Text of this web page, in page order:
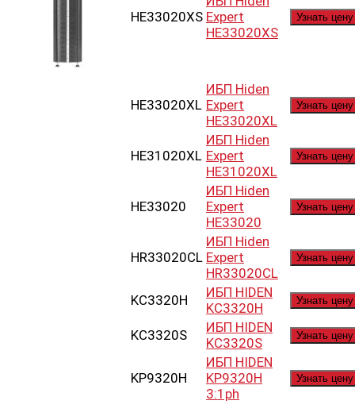
HE33020XS Expert
HE33020XS
Узнать цену
HE33020XL
ИБП Hiden
Expert
HE33020XL
Узнать цену
HE31020XL
ИБП Hiden
Expert
HE31020XL
Узнать цену
HE33020
ИБП Hiden
Expert
HE33020
Узнать цену
HR33020CL
ИБП Hiden
Expert
HR33020CL
Узнать цену
KC3320H
ИБП HIDEN
KC3320H
Узнать цену
KC3320S
ИБП HIDEN
KC3320S
Узнать цену
KP9320H
ИБП HIDEN
KP9320H
3:1ph
Узнать цену